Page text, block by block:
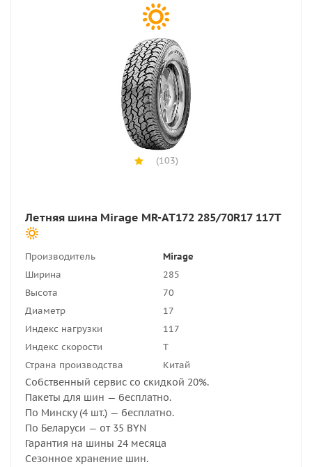
(103)
Летняя шина Mirage MR-AT172 285/70R17 117T
Производитель
Mirage
Ширина
285
Высота
70
Диаметр
17
Индекс нагрузки
117
Индекс скорости
T
Страна производства
Китай
Собственный сервис со скидкой 20%.
Пакеты для шин — бесплатно.
По Минску (4 шт.) — бесплатно.
По Беларуси — от 35 BYN
Гарантия на шины 24 месяца
Сезонное хранение шин.